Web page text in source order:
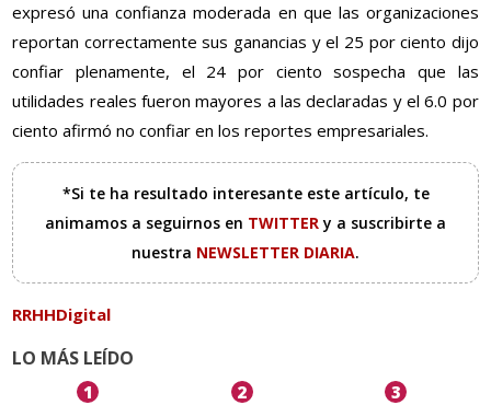
expresó una confianza moderada en que las organizaciones
reportan correctamente sus ganancias y el 25 por ciento dijo
confiar plenamente, el 24 por ciento sospecha que las
utilidades reales fueron mayores a las declaradas y el 6.0 por
ciento afirmó no confiar en los reportes empresariales.
*Si te ha resultado interesante este artículo, te
animamos a seguirnos en TWITTERy a suscribirte a
nuestra NEWSLETTER DIARIA.
RRHHDigital
LO MÁS LEÍDO
1 2 3